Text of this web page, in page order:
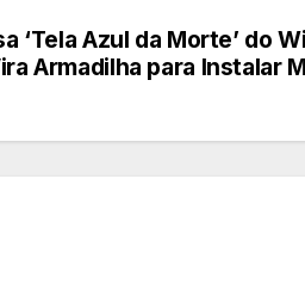
‘Tela Azul da Morte’ do
Armadilha para Instalar